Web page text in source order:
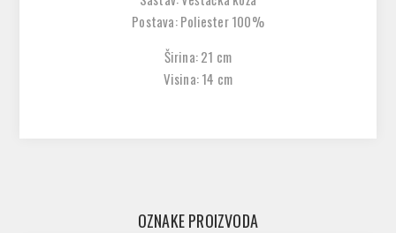
Postava: Poliester 100%
Širina: 21 cm
Visina: 14 cm
OZNAKE PROIZVODA